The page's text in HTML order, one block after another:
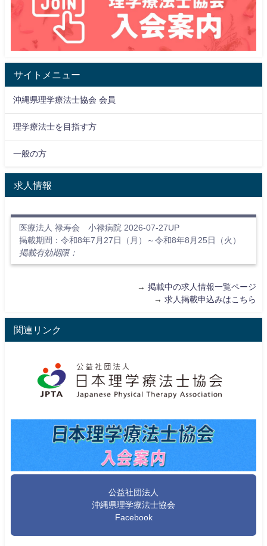
サイトメニュー
沖縄県理学療法士協会 会員
理学療法士を目指す方
一般の方
求人情報
医療法人 禄寿会 小禄病院 2026-07-27UP
掲載期間：令和8年7月27日（月）～令和8年8月25日（火）
掲載有効期限：
→ 掲載中の求人情報一覧ページ
→ 求人掲載申込みはこちら
関連リンク
公益社団法人
沖縄県理学療法士協会
Facebook